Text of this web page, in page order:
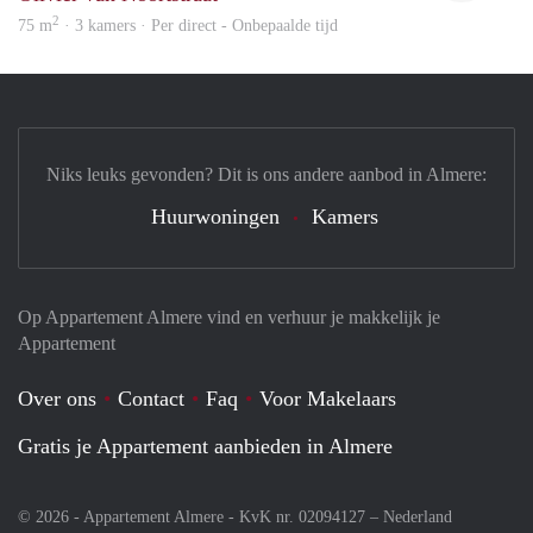
75 m2 · 3 kamers · Per direct - Onbepaalde tijd
Op Appartement Almere vind en verhuur je makkelijk je
Appartement
Over ons Contact Faq
Voor Makelaars
Gratis je Appartement aanbieden in Almere
© 2026 - Appartement Almere - KvK nr. 02094127 – Nederland
Niks leuks gevonden? Dit is ons andere aanbod in Almere:
Huurwoningen Kamers